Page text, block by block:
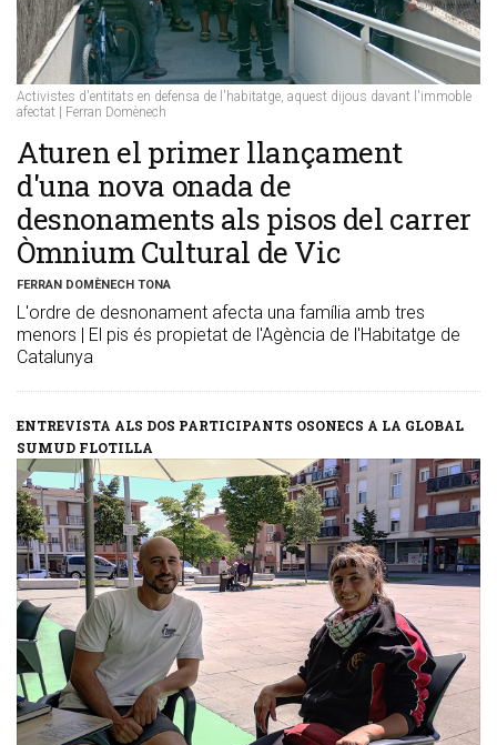
Activistes d'entitats en defensa de l'habitatge, aquest dijous davant l'immoble
afectat | Ferran Domènech
​Aturen el primer llançament
d'una nova onada de
desnonaments als pisos del carrer
Òmnium Cultural de Vic
FERRAN DOMÈNECH TONA
L'ordre de desnonament afecta una família amb tres
menors | El pis és propietat de l'Agència de l'Habitatge de
Catalunya
ENTREVISTA ALS DOS PARTICIPANTS OSONECS A LA GLOBAL
SUMUD FLOTILLA